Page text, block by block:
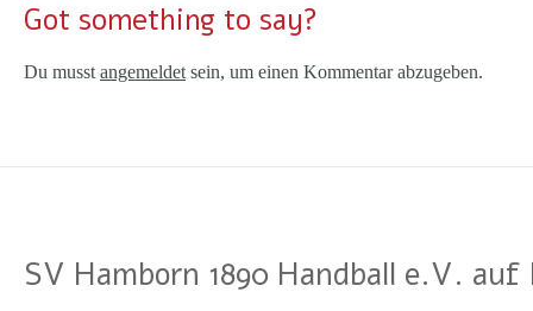
Got something to say?
Du musst angemeldet sein, um einen Kommentar abzugeben.
SV Hamborn 1890 Handball e.V.